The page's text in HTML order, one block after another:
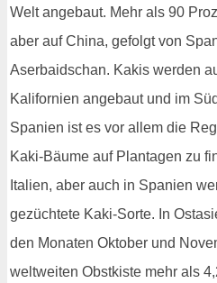
Welt angebaut. Mehr als 90
aber auf China, gefolgt von
Aserbaidschan. Kakis werden
Kalifornien angebaut und im
Spanien ist es vor allem die
Kaki-Bäume auf Plantagen zu
Italien, aber auch in Spanien
gezüchtete Kaki-Sorte. In
den Monaten Oktober und
weltweiten Obstkiste mehr als